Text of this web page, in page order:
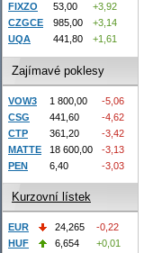
FIXZO
53,00
+3,92
CZGCE
985,00
+3,14
UQA
441,80 +1,61
Zajímavé poklesy
VOW3 1 800,00
-5,06
CSG
441,60
-4,62
CTP
361,20
-3,42
MATTE
18 600,00
-3,13
PEN
6,40 -3,03
Kurzovní lístek
EUR 24,265
-0,22
HUF
6,654
+0,01